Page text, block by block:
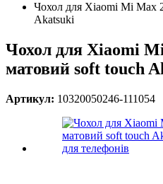
Чохол для Xiaomi Mi Max
Akatsuki
Чохол для Xiaomi
матовий soft touch
Артикул: 10320050246-111054